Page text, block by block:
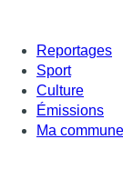
Reportages
Sport
Culture
Émissions
Ma commune